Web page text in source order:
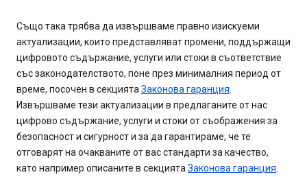
Също така трябва да извършваме правно изискуеми
актуализации, които представляват промени, поддържащи
цифровото съдържание, услуги или стоки в съответствие
със законодателството, поне през минималния период от
време, посочен в секцията Законова гаранция
Извършваме тези актуализации в предлаганите от нас
цифрово съдържание, услуги и стоки от съображения за
безопасност и сигурност и за да гарантираме, че те
отговарят на очакваните от вас стандарти за качество,
като например описаните в секцията Законова гаранция